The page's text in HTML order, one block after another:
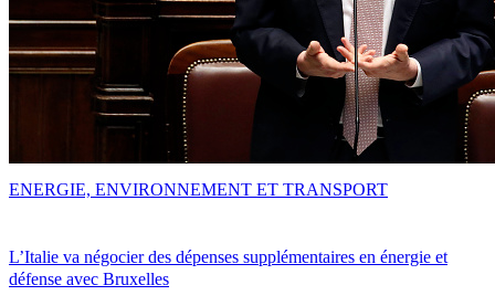
L’Italie va négocier des dépenses supplémentaires en énergie et
défense avec Bruxelles
ENERGIE, ENVIRONNEMENT ET TRANSPORT